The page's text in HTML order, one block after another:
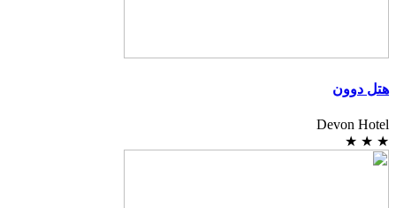
هتل دوون
Devon Hotel
★
★
★